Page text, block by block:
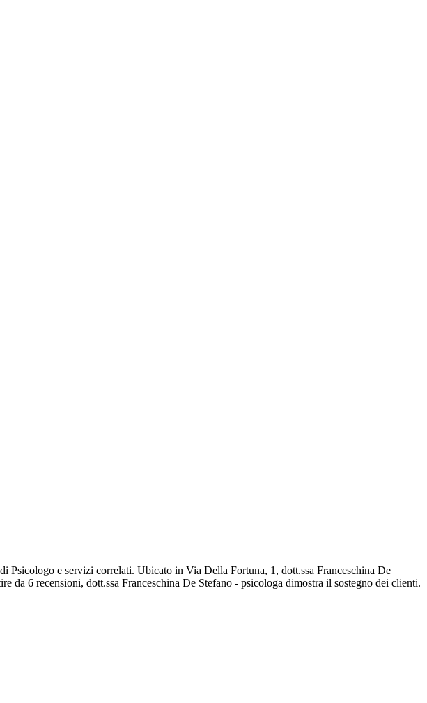
Psicologo e servizi correlati. Ubicato in Via Della Fortuna, 1, dott.ssa Franceschina De
da 6 recensioni, dott.ssa Franceschina De Stefano - psicologa dimostra il sostegno dei clienti.